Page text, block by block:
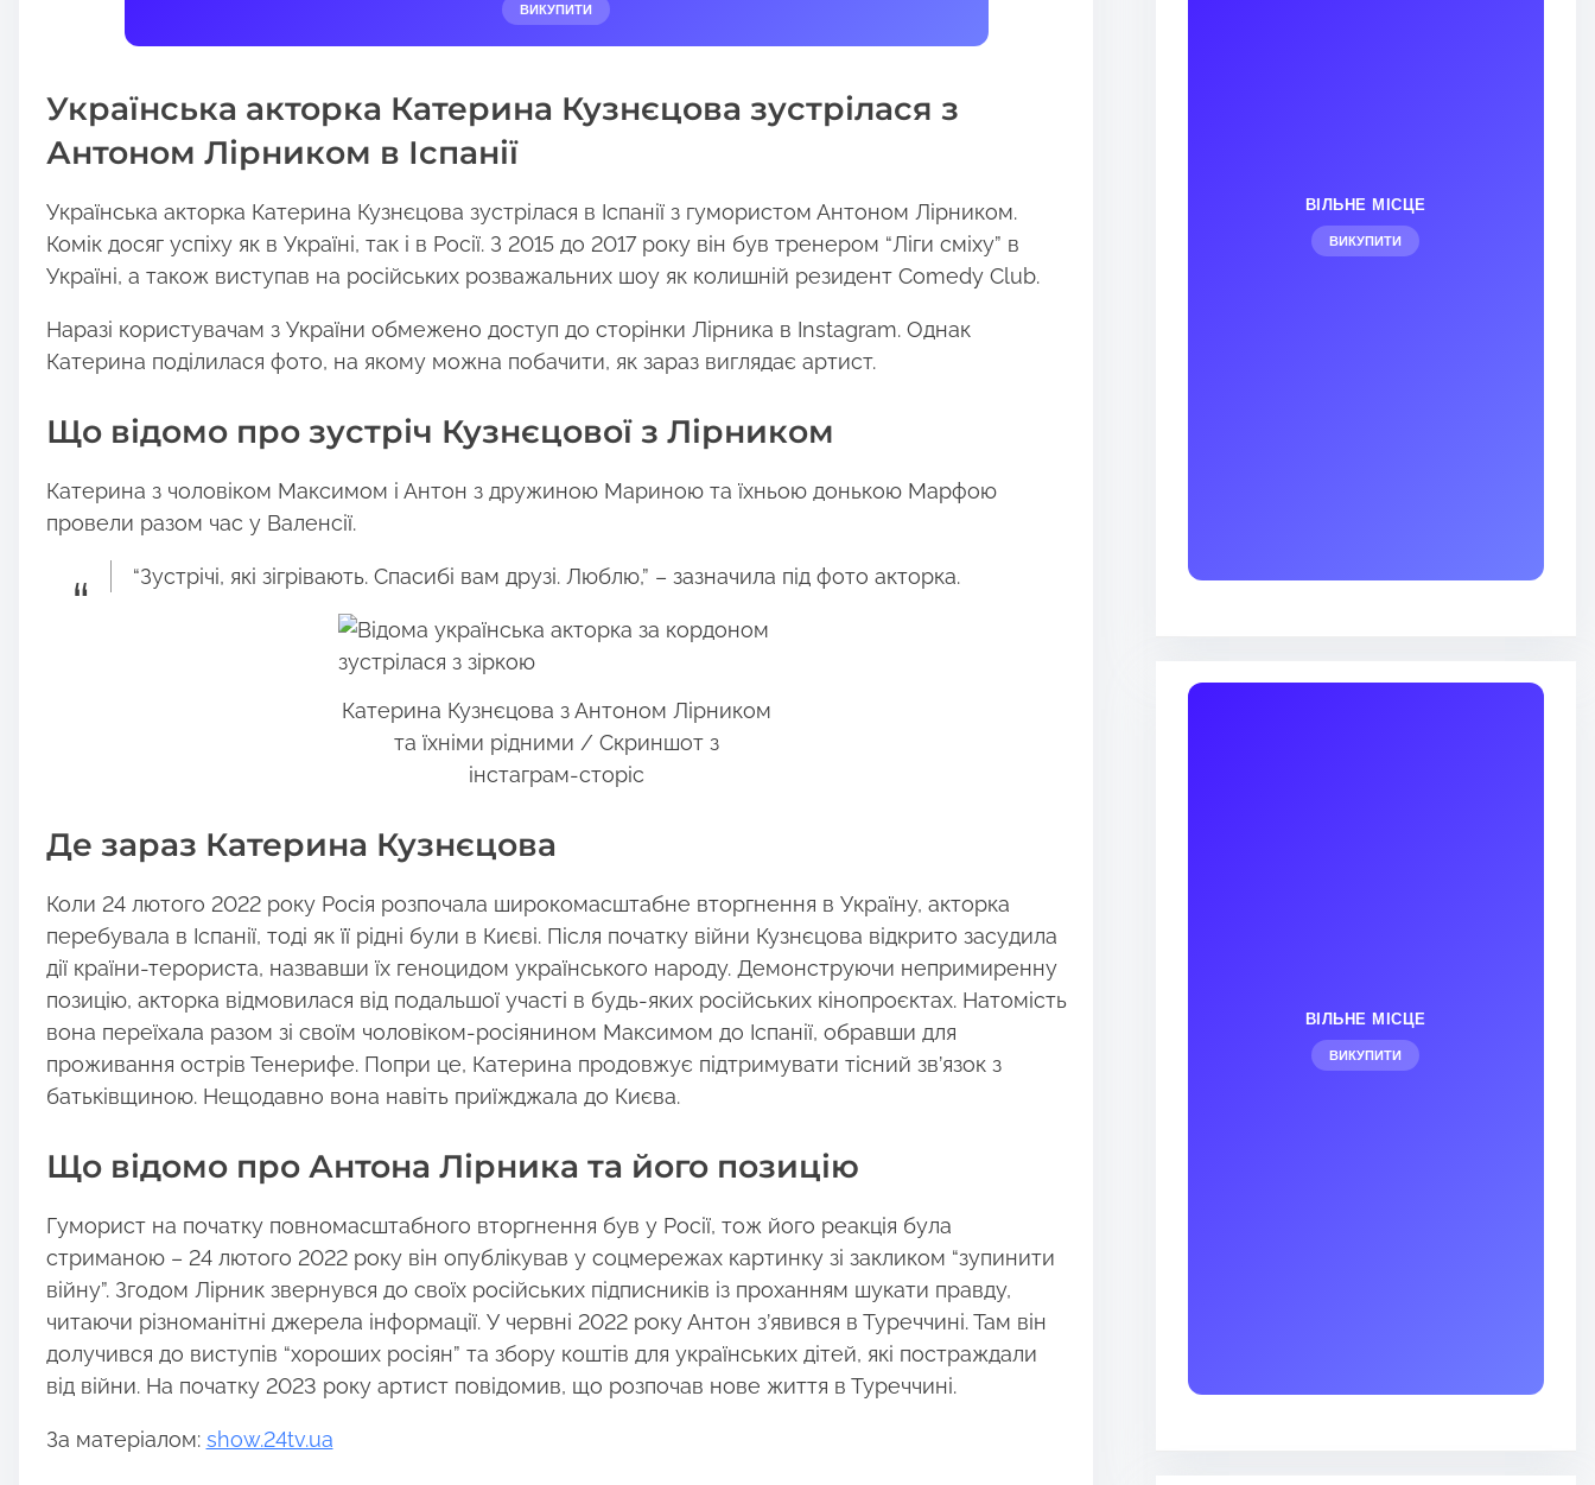
i
s
o
s
t
ВИКУПИТИ
Українська акторка Катерина Кузнєцова зустрілася з
Антоном Лірником в Іспанії
Українська акторка Катерина Кузнєцова зустрілася в Іспанії з гумористом Антоном Лірником.
Комік досяг успіху як в Україні, так і в Росії. З 2015 до 2017 року він був тренером “Ліги сміху” в
Україні, а також виступав на російських розважальних шоу як колишній резидент Comedy Club.
Наразі користувачам з України обмежено доступ до сторінки Лірника в Instagram. Однак
Катерина поділилася фото, на якому можна побачити, як зараз виглядає артист.
Що відомо про зустріч Кузнєцової з Лірником
Катерина з чоловіком Максимом і Антон з дружиною Мариною та їхньою донькою Марфою
провели разом час у Валенсії.
“Зустрічі, які зігрівають. Спасибі вам друзі. Люблю,” – зазначила під фото акторка.
Катерина Кузнєцова з Антоном Лірником
та їхніми рідними / Скриншот з
інстаграм-сторіс
Де зараз Катерина Кузнєцова
Коли 24 лютого 2022 року Росія розпочала широкомасштабне вторгнення в Україну, акторка
перебувала в Іспанії, тоді як її рідні були в Києві. Після початку війни Кузнєцова відкрито засудила
дії країни-терориста, назвавши їх геноцидом українського народу. Демонструючи непримиренну
позицію, акторка відмовилася від подальшої участі в будь-яких російських кінопроєктах. Натомість
вона переїхала разом зі своїм чоловіком-росіянином Максимом до Іспанії, обравши для
проживання острів Тенерифе. Попри це, Катерина продовжує підтримувати тісний зв’язок з
батьківщиною. Нещодавно вона навіть приїжджала до Києва.
Що відомо про Антона Лірника та його позицію
Гуморист на початку повномасштабного вторгнення був у Росії, тож його реакція була
стриманою – 24 лютого 2022 року він опублікував у соцмережах картинку зі закликом “зупинити
війну”. Згодом Лірник звернувся до своїх російських підписників із проханням шукати правду,
читаючи різноманітні джерела інформації. У червні 2022 року Антон з’явився в Туреччині. Там він
долучився до виступів “хороших росіян” та збору коштів для українських дітей, які постраждали
від війни. На початку 2023 року артист повідомив, що розпочав нове життя в Туреччині.
За матеріалом: show.24tv.ua
ВІЛЬНЕ МІСЦЕ
ВИКУПИТИ
ВІЛЬНЕ МІСЦЕ
ВИКУПИТИ